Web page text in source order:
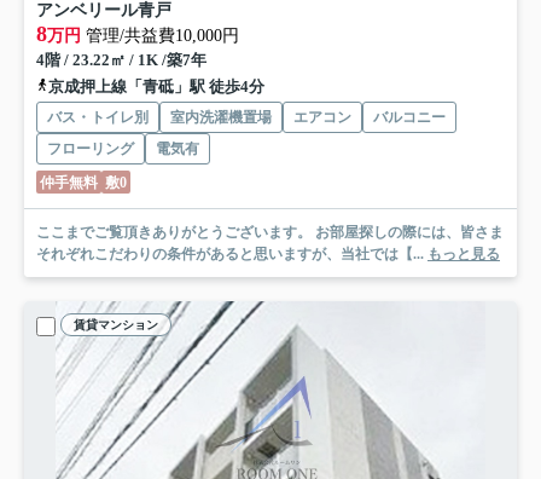
アンベリール青戸
8万円 管理/共益費10,000円
4階 / 23.22㎡ / 1K /築7年
京成押上線「青砥」駅 徒歩4分
バス・トイレ別 室内洗濯機置場 エアコン
バルコニー
フローリング
電気有
仲手無料 敷0
ここまでご覧頂きありがとうございます。 お部屋探しの際には、皆さま
それぞれこだわりの条件があると思いますが、当社では【... もっと見る
賃貸マンション